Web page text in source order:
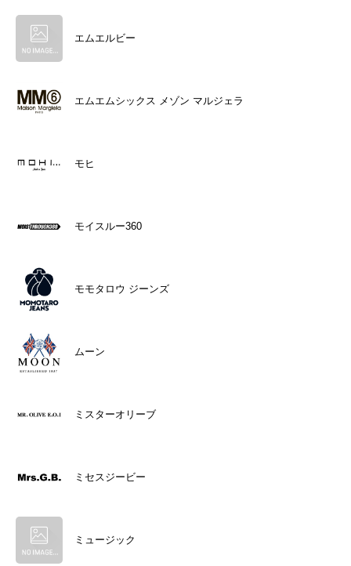
エムエルビー
エムエムシックス メゾン マルジェラ
モヒ
モイスルー360
モモタロウ ジーンズ
ムーン
ミスターオリーブ
ミセスジービー
ミュージック